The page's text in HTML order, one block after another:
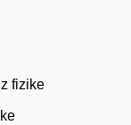
fizike